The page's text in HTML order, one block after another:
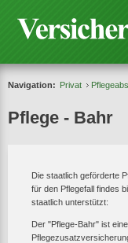
Navigation: Privat
Pflege - Bahr
Die staatlich geförderte
für den Pflegefall findes
staatlich unterstützt:
Der "Pflege-Bahr" ist